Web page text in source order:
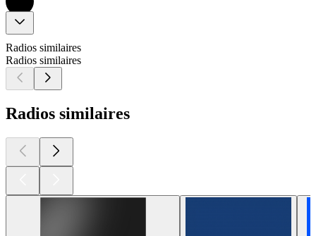
Radios similaires
Radios similaires
Radios similaires